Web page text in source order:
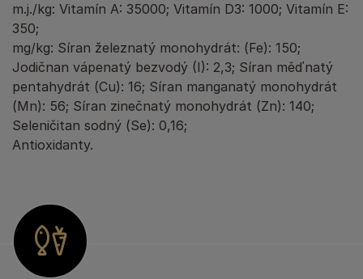
m.j./kg: Vitamín A: 35000; Vitamín D3: 1000; Vitamín E:
350;
mg/kg: Síran železnatý monohydrát: (Fe): 150;
Jodičnan vápenatý bezvodý (I): 2,3; Síran měďnatý
pentahydrát (Cu): 16; Síran manganatý monohydrát
(Mn): 56; Síran zinečnatý monohydrát (Zn): 140;
Seleničitan sodný (Se): 0,16;
Antioxidanty.